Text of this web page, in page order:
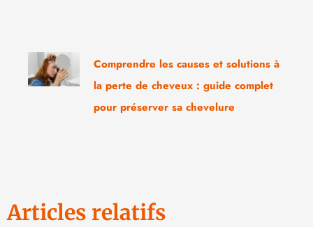
Comprendre les causes et solutions à
la perte de cheveux : guide complet
pour préserver sa chevelure
Articles relatifs